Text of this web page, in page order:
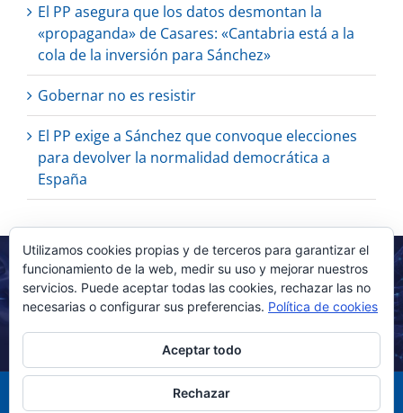
El PP asegura que los datos desmontan la
«propaganda» de Casares: «Cantabria está a la
cola de la inversión para Sánchez»
Gobernar no es resistir
El PP exige a Sánchez que convoque elecciones
para devolver la normalidad democrática a
España
Utilizamos cookies propias y de terceros para garantizar el
funcionamiento de la web, medir su uso y mejorar nuestros
servicios. Puede aceptar todas las cookies, rechazar las no
necesarias o configurar sus preferencias. Política de cookies
Aceptar todo
Rechazar